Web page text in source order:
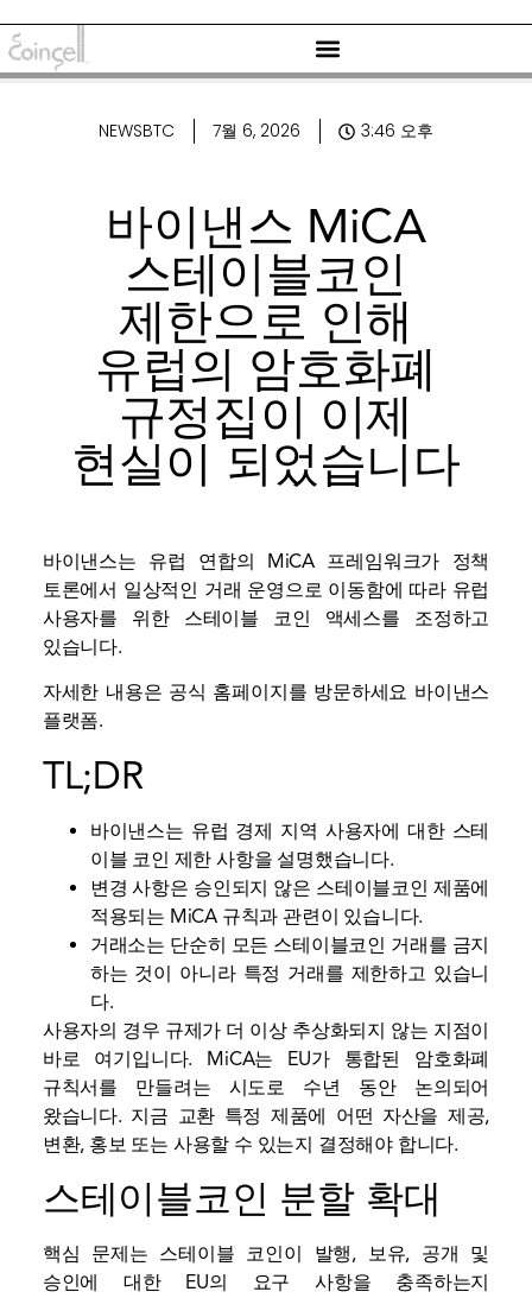
NEWSBTC 7월 6, 2026 3:46 오후
바이낸스 MiCA
스테이블코인
제한으로 인해
유럽의 암호화폐
규정집이 이제
현실이 되었습니다
바이낸스는 유럽 연합의 MiCA 프레임워크가 정책
토론에서 일상적인 거래 운영으로 이동함에 따라 유럽
사용자를 위한 스테이블 코인 액세스를 조정하고
있습니다.
자세한 내용은 공식 홈페이지를 방문하세요 바이낸스
플랫폼.
TL;DR
바이낸스는 유럽 경제 지역 사용자에 대한 스테
이블 코인 제한 사항을 설명했습니다.
변경 사항은 승인되지 않은 스테이블코인 제품에
적용되는 MiCA 규칙과 관련이 있습니다.
거래소는 단순히 모든 스테이블코인 거래를 금지
하는 것이 아니라 특정 거래를 제한하고 있습니
다.
사용자의 경우 규제가 더 이상 추상화되지 않는 지점이
바로 여기입니다. MiCA는 EU가 통합된 암호화폐
규칙서를 만들려는 시도로 수년 동안 논의되어
왔습니다. 지금 교환 특정 제품에 어떤 자산을 제공,
변환, 홍보 또는 사용할 수 있는지 결정해야 합니다.
스테이블코인 분할 확대
핵심 문제는 스테이블 코인이 발행, 보유, 공개 및
승인에 대한 EU의 요구 사항을 충족하는지